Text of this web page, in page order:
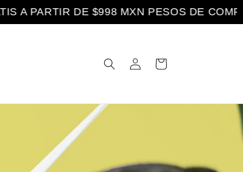
PARTIR DE $998 MXN PESOS DE COMPRA
sesión
Carrito